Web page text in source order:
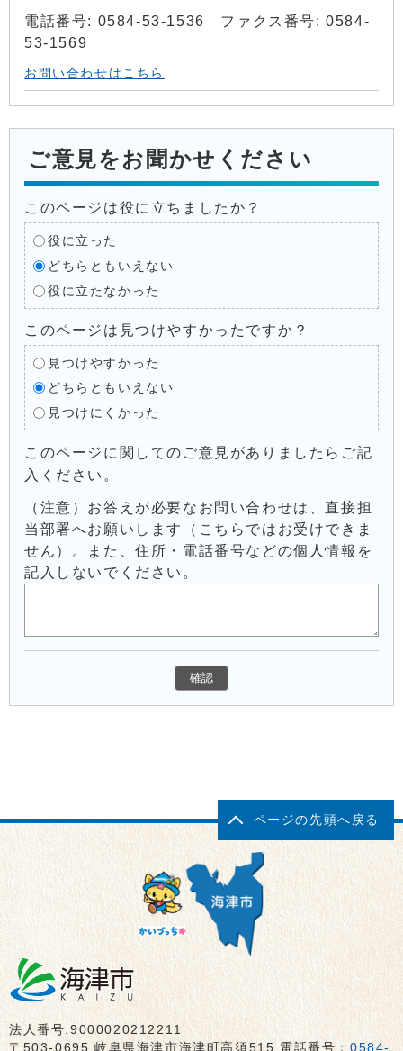
電話番号: 0584-53-1536 ファクス番号: 0584-
53-1569
お問い合わせはこちら
ご意見をお聞かせください
このページは役に立ちましたか？
役に立った
どちらともいえない
役に立たなかった
このページは見つけやすかったですか？
見つけやすかった
どちらともいえない
見つけにくかった
このページに関してのご意見がありましたらご記
入ください。
（注意）お答えが必要なお問い合わせは、直接担
当部署へお願いします（こちらではお受けできま
せん）。また、住所・電話番号などの個人情報を
記入しないでください。
ページの先頭へ戻る
法人番号:9000020212211
〒503-0695 岐阜県海津市海津町高須515 電話番号：0584-